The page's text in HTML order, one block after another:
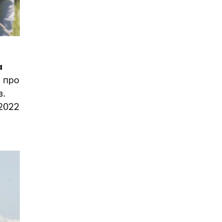
про